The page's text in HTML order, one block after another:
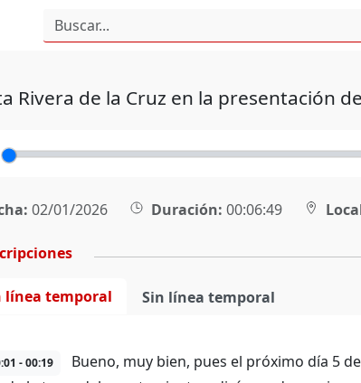
Rivera de la Cruz en la presentación
02/01/2026 Duración: 00:06:49
línea temporal Sin línea temporal
- 00:19
Bueno, muy bien, pues el próximo día 5